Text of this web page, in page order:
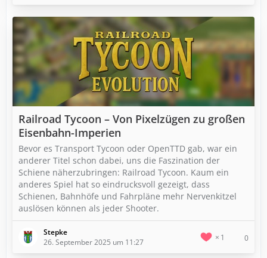
Railroad Tycoon – Von Pixelzügen zu großen
Eisenbahn-Imperien
Bevor es Transport Tycoon oder OpenTTD gab, war ein
anderer Titel schon dabei, uns die Faszination der
Schiene näherzubringen: Railroad Tycoon. Kaum ein
anderes Spiel hat so eindrucksvoll gezeigt, dass
Schienen, Bahnhöfe und Fahrpläne mehr Nervenkitzel
auslösen können als jeder Shooter.
Stepke
26. September 2025 um 11:27
1 0